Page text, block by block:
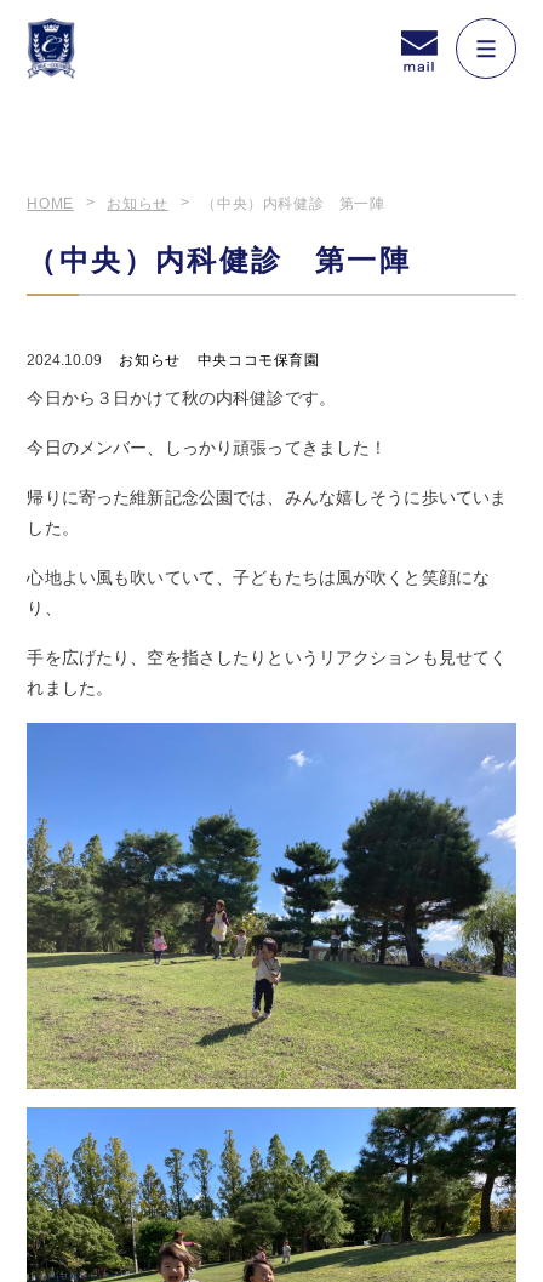
HOME お知らせ （中央）内科健診 第一陣
（中央）内科健診 第一陣
2024.10.09 お知らせ 中央ココモ保育園
今日から３日かけて秋の内科健診です。
今日のメンバー、しっかり頑張ってきました！
帰りに寄った維新記念公園では、みんな嬉しそうに歩いていま
した。
心地よい風も吹いていて、子どもたちは風が吹くと笑顔にな
り、
手を広げたり、空を指さしたりというリアクションも見せてく
れました。